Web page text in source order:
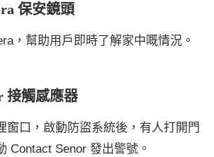
保安鏡頭
，幫助用戶即時了解家中嘅情況。
接觸感應器
窗口，啟動防盜系統後，有人打開門
Contact Senor 發出警號。